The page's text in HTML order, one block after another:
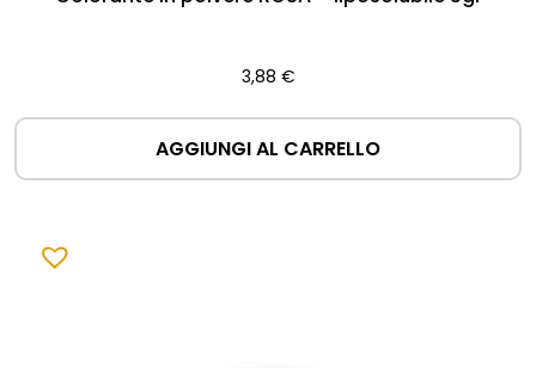
3,88 €
AGGIUNGI AL CARRELLO